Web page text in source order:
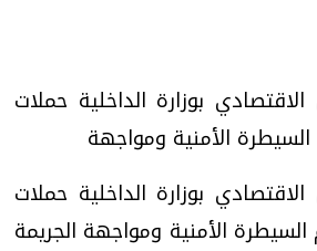
بوزارة الداخلية حملات
الأمنية ومواجهة
بوزارة الداخلية حملات
الأمنية ومواجهة الجريمة
تحقيقات وحوارات